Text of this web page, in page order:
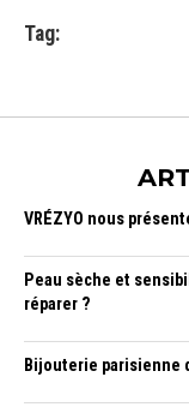
Tag:
VRÉZYO nous
Peau sèche et
réparer ?
Bijouterie parisienne